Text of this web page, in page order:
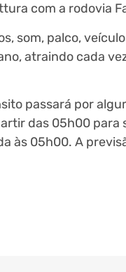
com a rodovia
som, palco,
atraindo cada
passará por
das 05h00 para
às 05h00. A